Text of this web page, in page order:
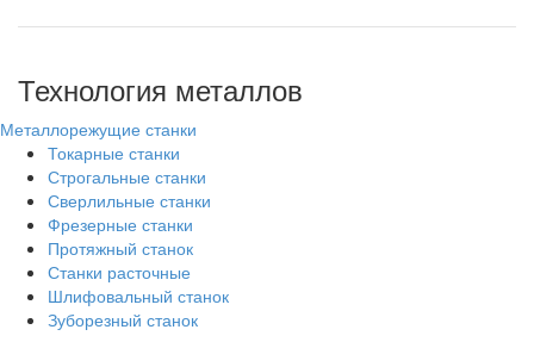
Технология металлов
Металлорежущие станки
Токарные станки
Строгальные станки
Сверлильные станки
Фрезерные станки
Протяжный станок
Станки расточные
Шлифовальный станок
Зуборезный станок